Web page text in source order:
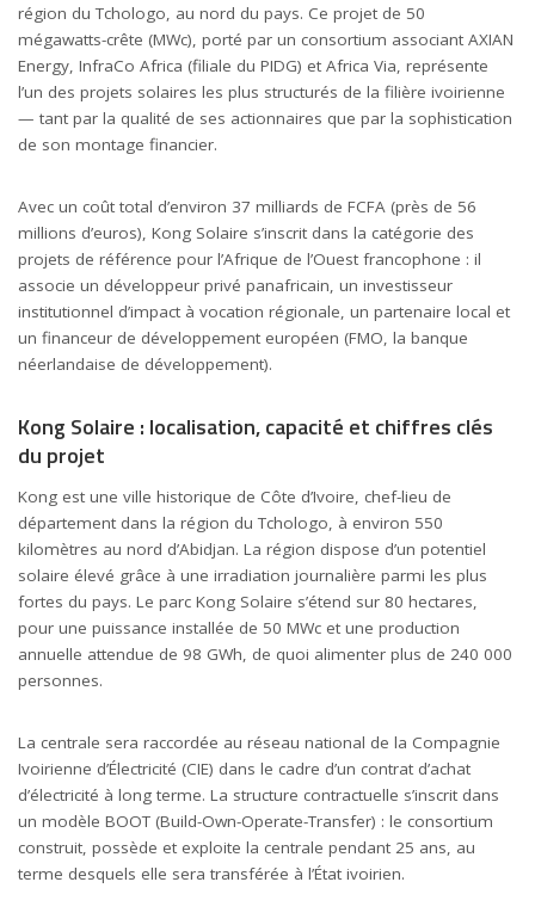
région du Tchologo, au nord du pays. Ce projet de 50
mégawatts-crête (MWc), porté par un consortium associant AXIAN
Energy InfraCo Africa (filiale du PIDG) et Africa Via , représente
l’un des projets solaires les plus structurés de la filière ivoirienne
— tant par la qualité de ses actionnaires que par la sophistication
de son montage financier.
Avec un coût total d’environ 37 milliards de FCFA (près de 56
millions d’euros), Kong Solaire s’inscrit dans la catégorie des
projets de référence pour l’Afrique de l’Ouest francophone : il
associe un développeur privé panafricain, un investisseur
institutionnel d’impact à vocation régionale, un partenaire local et
un financeur de développement européen (FMO, la banque
néerlandaise de développement).
Kong Solaire : localisation, capacité et chiffres clés
du projet
Kong est une ville historique de Côte d’Ivoire, chef-lieu de
département dans la région du Tchologo, à environ 550
kilomètres au nord d’Abidjan. La région dispose d’un potentiel
solaire élevé grâce à une irradiation journalière parmi les plus
fortes du pays. Le parc Kong Solaire s’étend sur 80 hectares,
pour une puissance installée de 50 MWc et une production
annuelle attendue de 98 GWh, de quoi alimenter plus de 240 000
personnes.
La centrale sera raccordée au réseau national de la Compagnie
Ivoirienne d’Électricité (CIE) dans le cadre d’un contrat d’achat
d’électricité à long terme. La structure contractuelle s’inscrit dans
un modèle BOOT (Build-Own-Operate-Transfer) : le consortium
construit, possède et exploite la centrale pendant 25 ans, au
terme desquels elle sera transférée à l’État ivoirien.